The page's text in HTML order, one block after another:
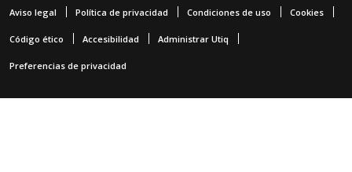
Aviso legal Política de privacidad Condiciones de uso Cookies
Código ético Accesibilidad Administrar Utiq
Preferencias de privacidad